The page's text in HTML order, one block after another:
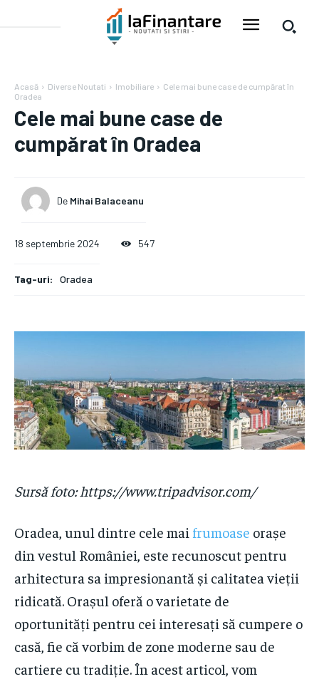
Acasă Diverse Noutati Imobiliare
Cele mai bune case de cumpărat în
Oradea
Cele mai bune case de
cumpărat în Oradea
De Mihai Balaceanu
18 septembrie 2024 547
Tag-uri: Oradea
Sursă foto: https://www.tripadvisor.com/
Oradea, unul dintre cele mai frumoase orașe
din vestul României, este recunoscut pentru
arhitectura sa impresionantă și calitatea vieții
ridicată. Orașul oferă o varietate de
oportunități pentru cei interesați să cumpere o
casă, fie că vorbim de zone moderne sau de
cartiere cu tradiție. În acest articol, vom